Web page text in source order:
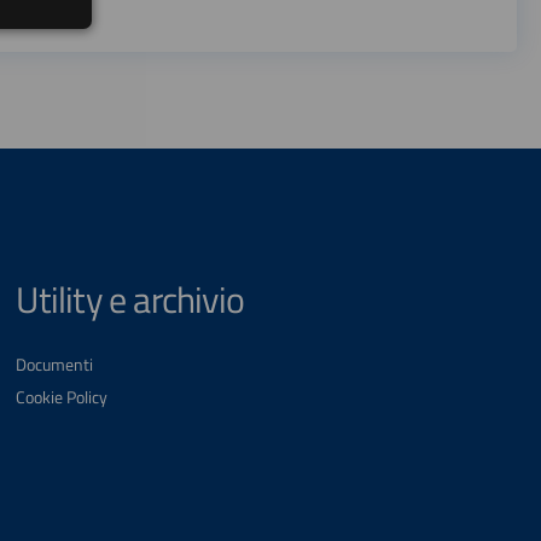
Utility e archivio
Documenti
Cookie Policy